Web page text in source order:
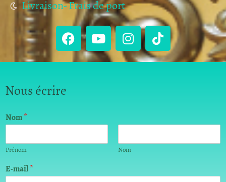
Livraison- Frais de port
Nous écrire
Nom*
Prénom Nom
o
u
E-mail*